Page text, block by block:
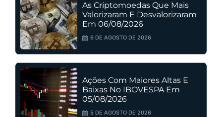
As Criptomoedas Que Mais
Valorizaram E Desvalorizaram
Em 06/08/2026
6 DE AGOSTO DE 2026
Ações Com Maiores Altas E
Baixas No IBOVESPA Em
05/08/2026
5 DE AGOSTO DE 2026